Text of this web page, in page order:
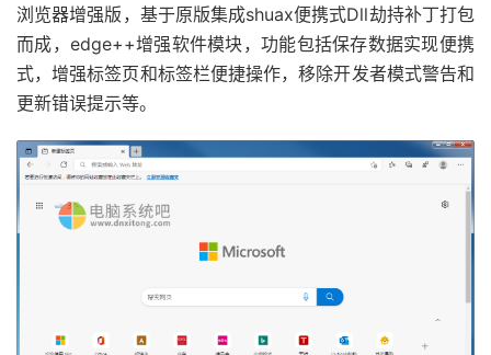
浏览器增强版，基于原版集成shuax便携式Dll劫持补丁打包
而成，edge++增强软件模块，功能包括保存数据实现便携
式，增强标签页和标签栏便捷操作，移除开发者模式警告和
更新错误提示等。